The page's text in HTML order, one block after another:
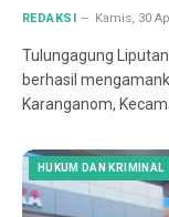
REDAKSI Kamis, 30
Tulungagung
berhasil
Karanganom,
HUKUM DAN KRIMINAL